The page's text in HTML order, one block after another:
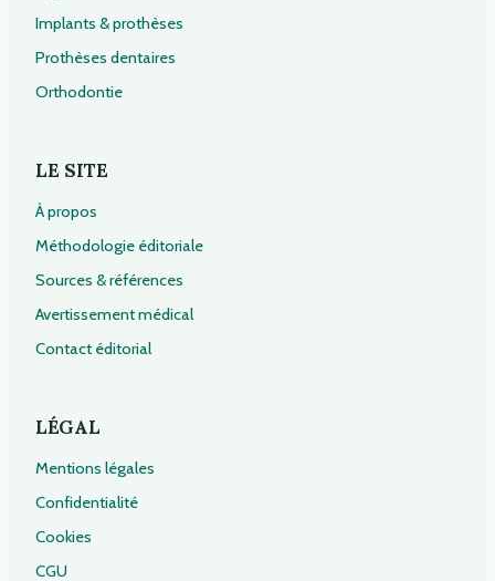
Implants & prothèses
Prothèses dentaires
Orthodontie
LE SITE
À propos
Méthodologie éditoriale
Sources & références
Avertissement médical
Contact éditorial
LÉGAL
Mentions légales
Confidentialité
Cookies
CGU